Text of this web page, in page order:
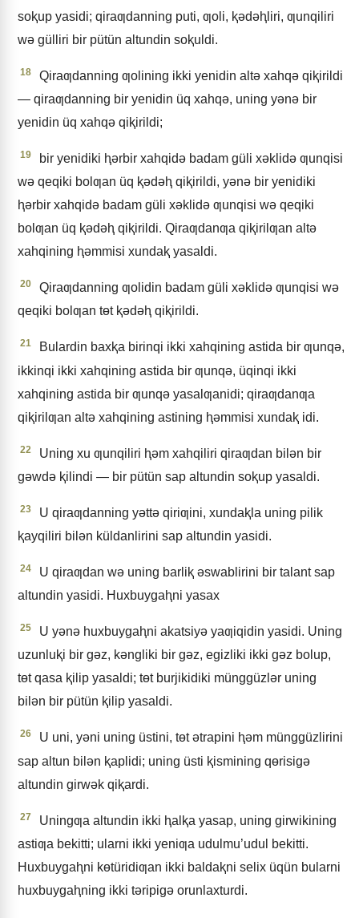
soⱪup yasidi; qiraƣdanning puti, ƣoli, ⱪǝdǝⱨliri, ƣunqiliri
wǝ gülliri bir pütün altundin soⱪuldi.
18
Qiraƣdanning ƣolining ikki yenidin altǝ xahqǝ qiⱪirildi
— qiraƣdanning bir yenidin üq xahqǝ, uning yǝnǝ bir
yenidin üq xahqǝ qiⱪirildi;
19
bir yenidiki ⱨǝrbir xahqidǝ badam güli xǝklidǝ ƣunqisi
wǝ qeqiki bolƣan üq ⱪǝdǝⱨ qiⱪirildi, yǝnǝ bir yenidiki
ⱨǝrbir xahqidǝ badam güli xǝklidǝ ƣunqisi wǝ qeqiki
bolƣan üq ⱪǝdǝⱨ qiⱪirildi. Qiraƣdanƣa qiⱪirilƣan altǝ
xahqining ⱨǝmmisi xundaⱪ yasaldi.
20
Qiraƣdanning ƣolidin badam güli xǝklidǝ ƣunqisi wǝ
qeqiki bolƣan tɵt ⱪǝdǝⱨ qiⱪirildi.
21
Bulardin baxⱪa birinqi ikki xahqining astida bir ƣunqǝ,
ikkinqi ikki xahqining astida bir ƣunqǝ, üqinqi ikki
xahqining astida bir ƣunqǝ yasalƣanidi; qiraƣdanƣa
qiⱪirilƣan altǝ xahqining astining ⱨǝmmisi xundaⱪ idi.
22
Uning xu ƣunqiliri ⱨǝm xahqiliri qiraƣdan bilǝn bir
gǝwdǝ ⱪilindi — bir pütün sap altundin soⱪup yasaldi.
23
U qiraƣdanning yǝttǝ qiriƣini, xundaⱪla uning pilik
ⱪayqiliri bilǝn küldanlirini sap altundin yasidi.
24
U qiraƣdan wǝ uning barliⱪ ǝswablirini bir talant sap
altundin yasidi. Huxbuygaⱨni yasax
25
U yǝnǝ huxbuygaⱨni akatsiyǝ yaƣiqidin yasidi. Uning
uzunluⱪi bir gǝz, kǝngliki bir gǝz, egizliki ikki gǝz bolup,
tɵt qasa ⱪilip yasaldi; tɵt burjikidiki münggüzlǝr uning
bilǝn bir pütün ⱪilip yasaldi.
26
U uni, yǝni uning üstini, tɵt ǝtrapini ⱨǝm münggüzlirini
sap altun bilǝn ⱪaplidi; uning üsti ⱪismining qɵrisigǝ
altundin girwǝk qiⱪardi.
27
Uningƣa altundin ikki ⱨalⱪa yasap, uning girwikining
astiƣa bekitti; ularni ikki yeniƣa udulmu’udul bekitti.
Huxbuygaⱨni kɵtüridiƣan ikki baldaⱪni selix üqün bularni
huxbuygaⱨning ikki tǝripigǝ orunlaxturdi.